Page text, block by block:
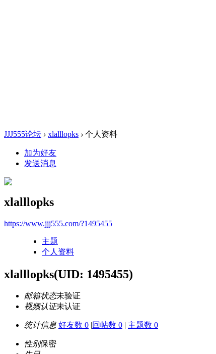
JJJ555论坛 › xlalllopks › 个人资料
加为好友
发送消息
xlalllopks
https://www.jjj555.com/?1495455
主题
个人资料
xlalllopks(UID: 1495455)
邮箱状态未验证
视频认证未认证
统计信息 好友数 0 |回帖数 0 | 主题数 0
性别保密